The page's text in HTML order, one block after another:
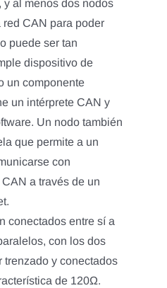
al menos dos nodos
CAN para poder
puede ser tan
dispositivo de
un componente
un intérprete CAN y
Un nodo también
que permite a un
con
a través de un
conectados entre sí a
con los dos
trenzado y conectados
de 120Ω.